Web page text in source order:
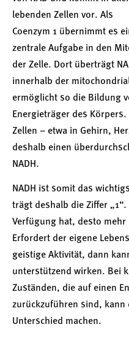
lebenden Zellen vor. Als
Coenzym 1 übernimmt es
zentrale Aufgabe in den
der Zelle. Dort überträgt
innerhalb der
ermöglicht so die Bildung
Energieträger des
Zellen – etwa in Gehirn,
deshalb einen
NADH.
NADH ist somit das
trägt deshalb die Ziffer „1“.
Verfügung hat, desto
Erfordert der eigene
geistige Aktivität, dann
unterstützend wirken. Bei
Zuständen, die auf einen
zurückzuführen sind, kann
Unterschied machen.